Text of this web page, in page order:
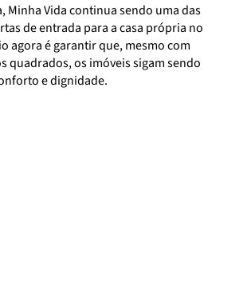
Minha Vida continua sendo uma das
de entrada para a casa própria no
agora é garantir que, mesmo com
quadrados, os imóveis sigam sendo
e dignidade.